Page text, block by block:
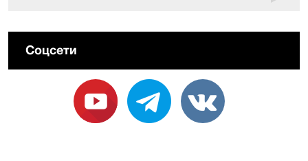
Соцсети